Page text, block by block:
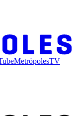
MetrópolesTV